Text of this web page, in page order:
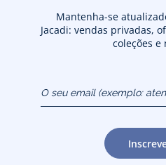
Mantenha-se
Jacadi: vendas privadas,
coleções e